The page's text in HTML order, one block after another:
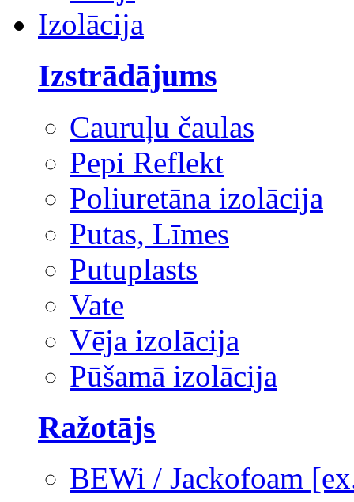
Izolācija
Izstrādājums
Cauruļu čaulas
Pepi Reflekt
Poliuretāna izolācija
Putas, Līmes
Putuplasts
Vate
Vēja izolācija
Pūšamā izolācija
Ražotājs
BEWi / Jackofoam